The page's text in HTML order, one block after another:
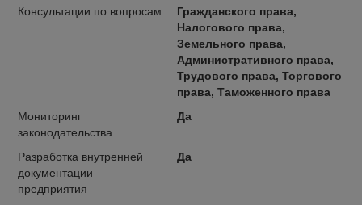
Консультации по вопросам
Гражданского права,
Налогового права,
Земельного права,
Административного права,
Трудового права, Торгового
права, Таможенного права
Мониторинг
законодательства
Да
Разработка внутренней
документации
предприятия
Да